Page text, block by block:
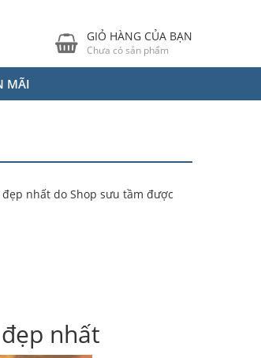
GIỎ HÀNG CỦA BẠN
Chưa có sản phẩm
MÃI
nhất do Shop sưu tầm được
nhất